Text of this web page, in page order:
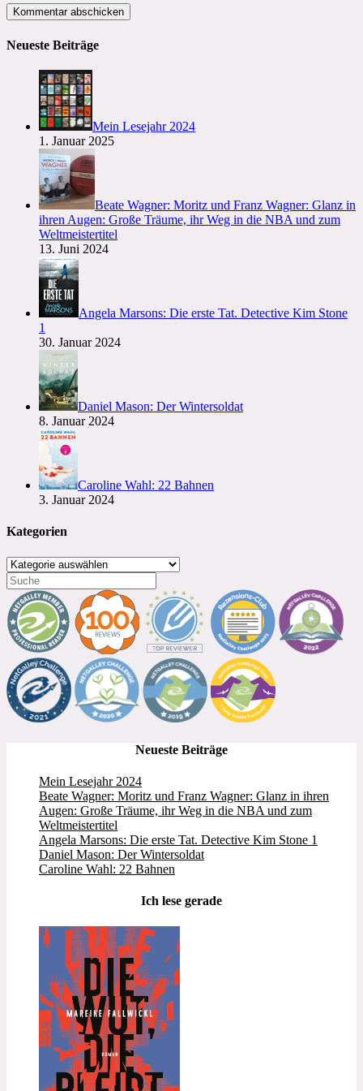
Benutzernamen
zum
ein
Mail-
Adresse
Kommentieren
Website-
URL
ein
(optional)
Neueste Beiträge
Mein Lesejahr 2024
1. Januar 2025
Beate Wagner: Moritz und Franz Wagner: Glanz in
ihren Augen: Große Träume, ihr Weg in die NBA und zum
Weltmeistertitel
13. Juni 2024
Angela Marsons: Die erste Tat. Detective Kim Stone
1
30. Januar 2024
Daniel Mason: Der Wintersoldat
8. Januar 2024
Caroline Wahl: 22 Bahnen
3. Januar 2024
Kategorien
Kategorien
Neueste Beiträge
Mein Lesejahr 2024
Beate Wagner: Moritz und Franz Wagner: Glanz in ihren
Augen: Große Träume, ihr Weg in die NBA und zum
Weltmeistertitel
Angela Marsons: Die erste Tat. Detective Kim Stone 1
Daniel Mason: Der Wintersoldat
Caroline Wahl: 22 Bahnen
Ich lese gerade